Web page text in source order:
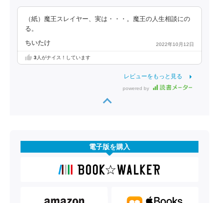
（紙）魔王スレイヤー、実は・・・。魔王の人生相談にの
る。
ちいたけ 2022年10月12日
3人がナイス！しています
レビューをもっと見る
powered by
電子版を購入